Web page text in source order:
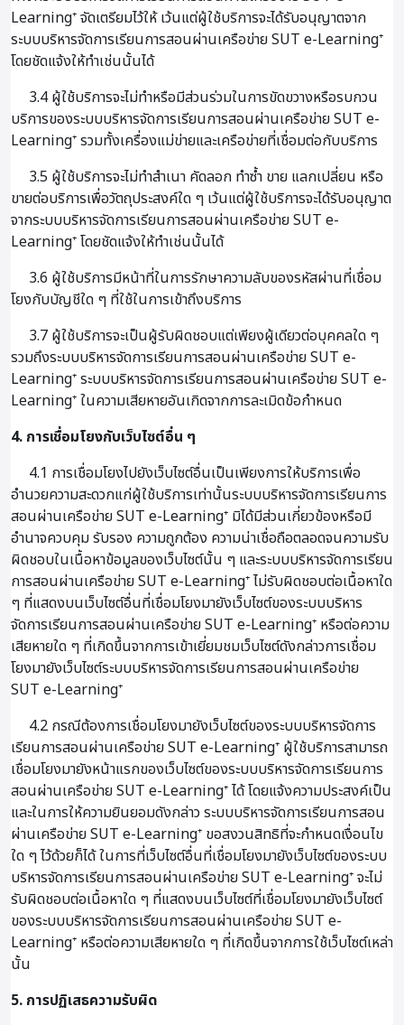
Learning⁺ จัดเตรียมไว้ให้ เว้นแต่ผู้ใช้บริการจะได้รับอนุญาตจาก
ระบบบริหารจัดการเรียนการสอนผ่านเครือข่าย SUT e-Learning⁺
โดยชัดแจ้งให้ทำเช่นนั้นได้
3.4 ผู้ใช้บริการจะไม่ทำหรือมีส่วนร่วมในการขัดขวางหรือรบกวน
บริการของระบบบริหารจัดการเรียนการสอนผ่านเครือข่าย SUT e-
Learning⁺ รวมทั้งเครื่องแม่ข่ายและเครือข่ายที่เชื่อมต่อกับบริการ
3.5 ผู้ใช้บริการจะไม่ทำสำเนา คัดลอก ทำซ้ำ ขาย แลกเปลี่ยน หรือ
ขายต่อบริการเพื่อวัตถุประสงค์ใด ๆ เว้นแต่ผู้ใช้บริการจะได้รับอนุญาต
จากระบบบริหารจัดการเรียนการสอนผ่านเครือข่าย SUT e-
Learning⁺ โดยชัดแจ้งให้ทำเช่นนั้นได้
3.6 ผู้ใช้บริการมีหน้าที่ในการรักษาความลับของรหัสผ่านที่เชื่อม
โยงกับบัญชีใด ๆ ที่ใช้ในการเข้าถึงบริการ
3.7 ผู้ใช้บริการจะเป็นผู้รับผิดชอบแต่เพียงผู้เดียวต่อบุคคลใด ๆ
รวมถึงระบบบริหารจัดการเรียนการสอนผ่านเครือข่าย SUT e-
Learning⁺ ระบบบริหารจัดการเรียนการสอนผ่านเครือข่าย SUT e-
Learning⁺ ในความเสียหายอันเกิดจากการละเมิดข้อกำหนด
4. การเชื่อมโยงกับเว็บไซต์อื่น ๆ
4.1 การเชื่อมโยงไปยังเว็บไซต์อื่นเป็นเพียงการให้บริการเพื่อ
อำนวยความสะดวกแก่ผู้ใช้บริการเท่านั้นระบบบริหารจัดการเรียนการ
สอนผ่านเครือข่าย SUT e-Learning⁺ มิได้มีส่วนเกี่ยวข้องหรือมี
อำนาจควบคุม รับรอง ความถูกต้อง ความน่าเชื่อถือตลอดจนความรับ
ผิดชอบในเนื้อหาข้อมูลของเว็บไซต์นั้น ๆ และระบบบริหารจัดการเรียน
การสอนผ่านเครือข่าย SUT e-Learning⁺ ไม่รับผิดชอบต่อเนื้อหาใด
ๆ ที่แสดงบนเว็บไซต์อื่นที่เชื่อมโยงมายังเว็บไซต์ของระบบบริหาร
จัดการเรียนการสอนผ่านเครือข่าย SUT e-Learning⁺ หรือต่อความ
เสียหายใด ๆ ที่เกิดขึ้นจากการเข้าเยี่ยมชมเว็บไซต์ดังกล่าวการเชื่อม
โยงมายังเว็บไซต์ระบบบริหารจัดการเรียนการสอนผ่านเครือข่าย
SUT e-Learning⁺
4.2 กรณีต้องการเชื่อมโยงมายังเว็บไซต์ของระบบบริหารจัดการ
เรียนการสอนผ่านเครือข่าย SUT e-Learning⁺ ผู้ใช้บริการสามารถ
เชื่อมโยงมายังหน้าแรกของเว็บไซต์ของระบบบริหารจัดการเรียนการ
สอนผ่านเครือข่าย SUT e-Learning⁺ ได้ โดยแจ้งความประสงค์เป็น
และในการให้ความยินยอมดังกล่าว ระบบบริหารจัดการเรียนการสอน
ผ่านเครือข่าย SUT e-Learning⁺ ขอสงวนสิทธิที่จะกำหนดเงื่อนไข
ใด ๆ ไว้ด้วยก็ได้ ในการที่เว็บไซต์อื่นที่เชื่อมโยงมายังเว็บไซต์ของระบบ
บริหารจัดการเรียนการสอนผ่านเครือข่าย SUT e-Learning⁺ จะไม่
รับผิดชอบต่อเนื้อหาใด ๆ ที่แสดงบนเว็บไซต์ที่เชื่อมโยงมายังเว็บไซต์
ของระบบบริหารจัดการเรียนการสอนผ่านเครือข่าย SUT e-
Learning⁺ หรือต่อความเสียหายใด ๆ ที่เกิดขึ้นจากการใช้เว็บไซต์เหล่า
นั้น
5. การปฏิเสธความรับผิด